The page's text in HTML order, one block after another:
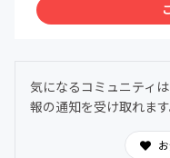
気になるコミュニティ
報の通知を受け取れます